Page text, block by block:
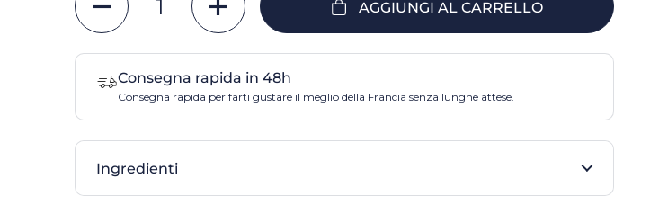
AGGIUNGI AL CARRELLO
Consegna rapida in 48h
Consegna rapida per farti gustare il meglio della Francia senza lunghe attese.
Ingredienti